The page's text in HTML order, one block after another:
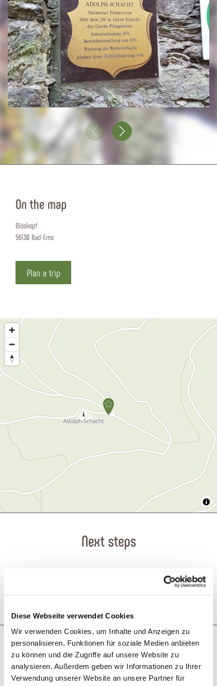
Diese Webseite verwendet Cookies
Wir verwenden Cookies, um Inhalte und Anzeigen zu
personalisieren, Funktionen für soziale Medien anbieten
zu können und die Zugriffe auf unsere Website zu
analysieren. Außerdem geben wir Informationen zu Ihrer
Verwendung unserer Website an unsere Partner für
On the map
Blöskopf
56130 Bad Ems
Plan a trip
Next steps
More like this